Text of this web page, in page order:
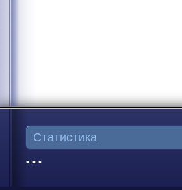
Статистика
• • •